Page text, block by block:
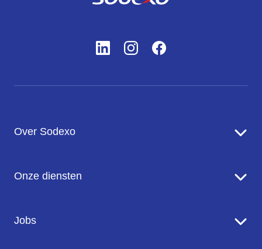
Over Sodexo
Onze missie en ambitie
Onze diensten
Onze merken
Jobs